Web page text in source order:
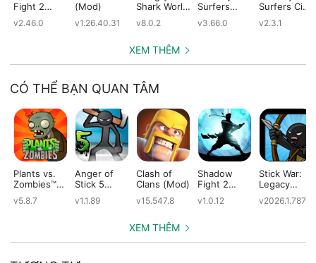
Fight 2
v2.46.0
(Mod)
v1.26.40.31
Shark World
v8.0.2
Surfers
v3.66.0
Surfers City
v2.3.1
XEM THÊM
CÓ THỂ BẠN QUAN TÂM
Plants vs.
Zombies™
v5.8.7
Anger of
Stick 5
v1.1.89
Clash of
Clans (Mod)
v15.547.8
Shadow
Fight 2
Edition
v1.0.12
Stick War:
Legacy
v2026.1.787
XEM THÊM